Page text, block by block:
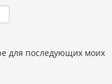
для последующих моих